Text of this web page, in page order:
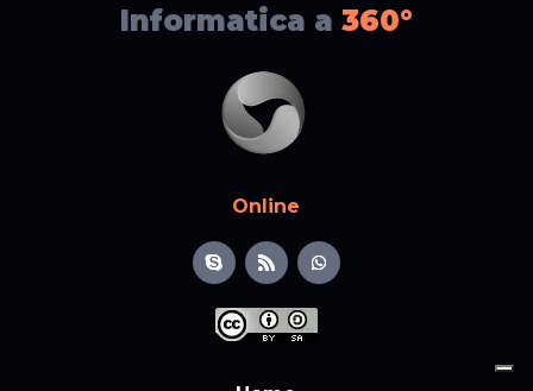
Informatica a 360°
Online